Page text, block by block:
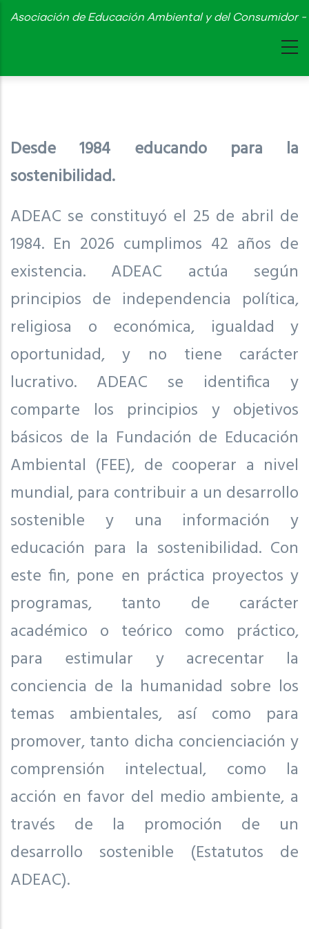
Skip
content
Asociación de Educación Ambiental y del Consumidor
Desde 1984 educando para la
sostenibilidad.
ADEAC se constituyó el 25 de abril de
1984. En 2026 cumplimos 42 años de
existencia. ADEAC actúa según
principios de independencia política,
religiosa o económica, igualdad y
oportunidad, y no tiene carácter
lucrativo. ADEAC se identifica y
comparte los principios y objetivos
básicos de la Fundación de Educación
Ambiental (FEE), de cooperar a nivel
mundial, para contribuir a un desarrollo
sostenible y una información y
educación para la sostenibilidad. Con
este fin, pone en práctica proyectos y
programas, tanto de carácter
académico o teórico como práctico,
para estimular y acrecentar la
conciencia de la humanidad sobre los
temas ambientales, así como para
promover, tanto dicha concienciación y
comprensión intelectual, como la
acción en favor del medio ambiente, a
través de la promoción de un
desarrollo sostenible (Estatutos de
ADEAC).